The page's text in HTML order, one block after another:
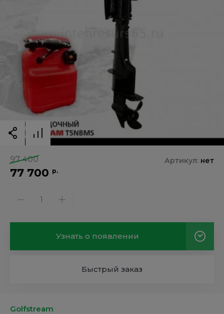
Golfstream
97 400
77 700 р.
Артикул: нет
Узнать о появлении
Быстрый заказ